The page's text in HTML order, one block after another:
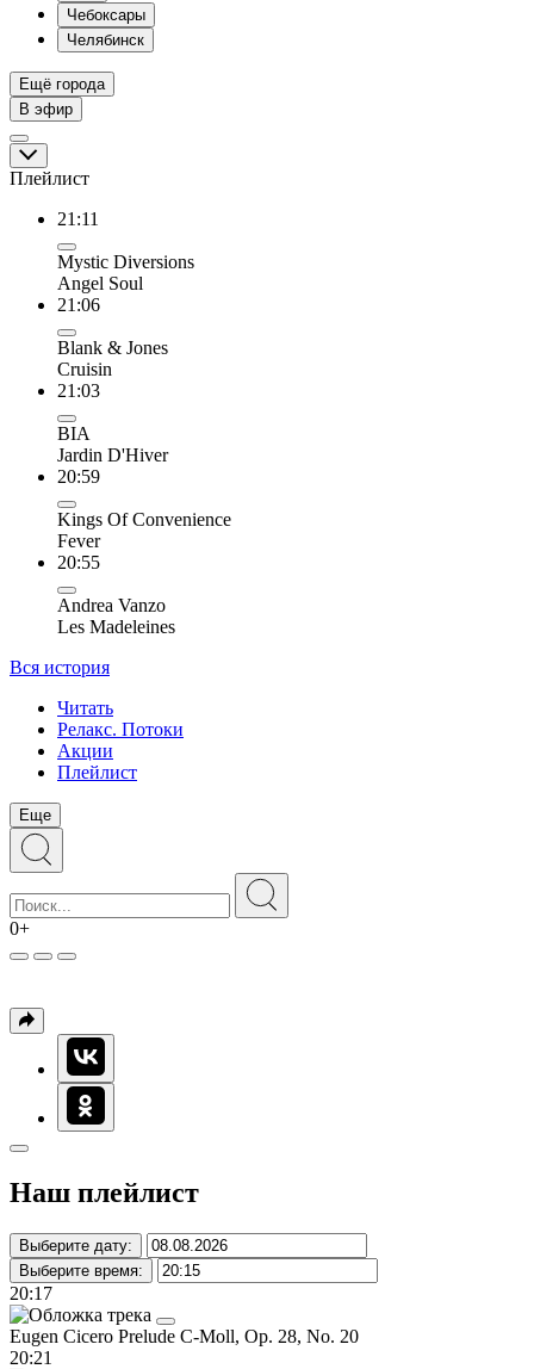
Чебоксары
Челябинск
Ещё города
В эфир
Плейлист
21:11
Mystic Diversions
Angel Soul
21:06
Blank & Jones
Cruisin
21:03
BIA
Jardin D'Hiver
20:59
Kings Of Convenience
Fever
20:55
Andrea Vanzo
Les Madeleines
Вся история
Читать
Релакс. Потоки
Акции
Плейлист
Еще
0+
Наш плейлист
Выберите дату:
Выберите время:
20:17
Eugen Cicero Prelude C-Moll, Op. 28, No. 20
20:21